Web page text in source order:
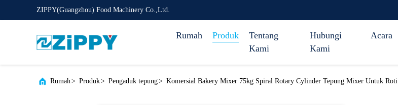
ZIPPY(Guangzhou) Food Machinery Co.,Ltd.
Rumah Produk
Tentang
Kami
Hubungi
Kami
Acara
Rumah> Produk> Pengaduk tepung> Komersial Bakery Mixer 75kg Spiral Rotary Cylinder Tepung Mixer Untuk Roti